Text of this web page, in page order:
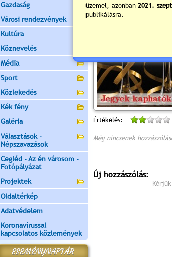
Gazdaság
Városi rendezvények
Kultúra
Köznevelés
Média
Sport
Közlekedés
Kék fény
Galéria
Választások -
Népszavazások
Cegléd - Az én városom -
Fotópályázat
Projektek
Oldaltérkép
Adatvédelem
Koronavírussal
kapcsolatos közlemények
ESEMÉNYNAPTÁR
Értékelés:
Még nincsenek
Új hozzászólás: